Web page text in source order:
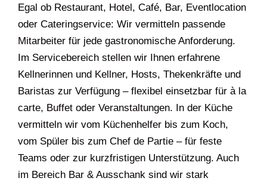
Egal ob Restaurant, Hotel, Café, Bar, Eventlocation
oder Cateringservice: Wir vermitteln passende
Mitarbeiter für jede gastronomische Anforderung.
Im Servicebereich stellen wir Ihnen erfahrene
Kellnerinnen und Kellner, Hosts, Thekenkräfte und
Baristas zur Verfügung – flexibel einsetzbar für à la
carte, Buffet oder Veranstaltungen. In der Küche
vermitteln wir vom Küchenhelfer bis zum Koch,
vom Spüler bis zum Chef de Partie – für feste
Teams oder zur kurzfristigen Unterstützung. Auch
im Bereich Bar & Ausschank sind wir stark